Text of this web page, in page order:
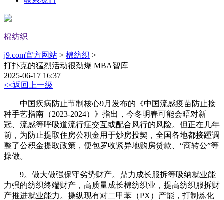
棉纺织
j9.com官方网站 > 棉纺织 >
打扑克的猛烈活动很劲爆 MBA智库
2025-06-17 16:37
<<返回上一级
中国疾病防止节制核心9月发布的《中国流感疫苗防止接
种手艺指南（2023-2024）》指出，今冬明春可能会晤对新
冠、流感等呼吸道流行症交互或配合风行的风险。但正在几年
前，为防止提取住房公积金用于炒房投契，全国各地都接踵调
整了公积金提取政策，便包罗收紧异地购房贷款、“商转公”等
操做。
9。做大做强保守劣势财产。鼎力成长服拆等吸纳就业能
力强的纺织终端财产，高质量成长棉纺织业，提高纺织服拆财
产推进就业能力。操纵现有对二甲苯（PX）产能，打制炼化